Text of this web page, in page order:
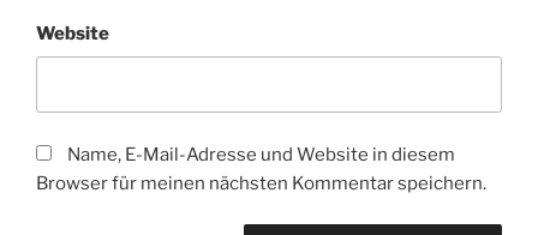
Website
Name, E-Mail-Adresse und Website in diesem
Browser für meinen nächsten Kommentar speichern.